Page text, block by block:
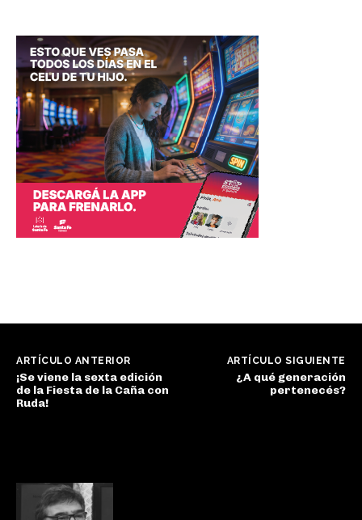
ARTÍCULO ANTERIOR
¡Se viene la sexta edición
de la Fiesta de la Caña con
Ruda!
ARTÍCULO SIGUIENTE
¿A qué generación
pertenecés?